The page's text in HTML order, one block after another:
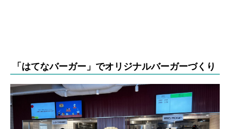
「はてなバーガー」でオリジナルバーガーづくり